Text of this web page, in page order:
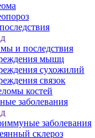
и последствия
мышц
сухожилий
связок
костей
заболевания
заболевания
склероз